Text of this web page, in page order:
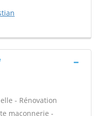
- Rénovation
maçonnerie -